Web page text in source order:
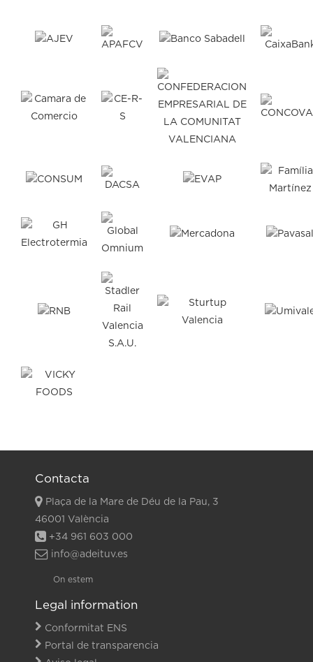
Contacta
Plaça de la Mare de Déu de la Pau, 3
46001 València
+34 961 603 000
info@adeituv.es
On estem
Legal information
Conformitat ENS
Portal de transparencia